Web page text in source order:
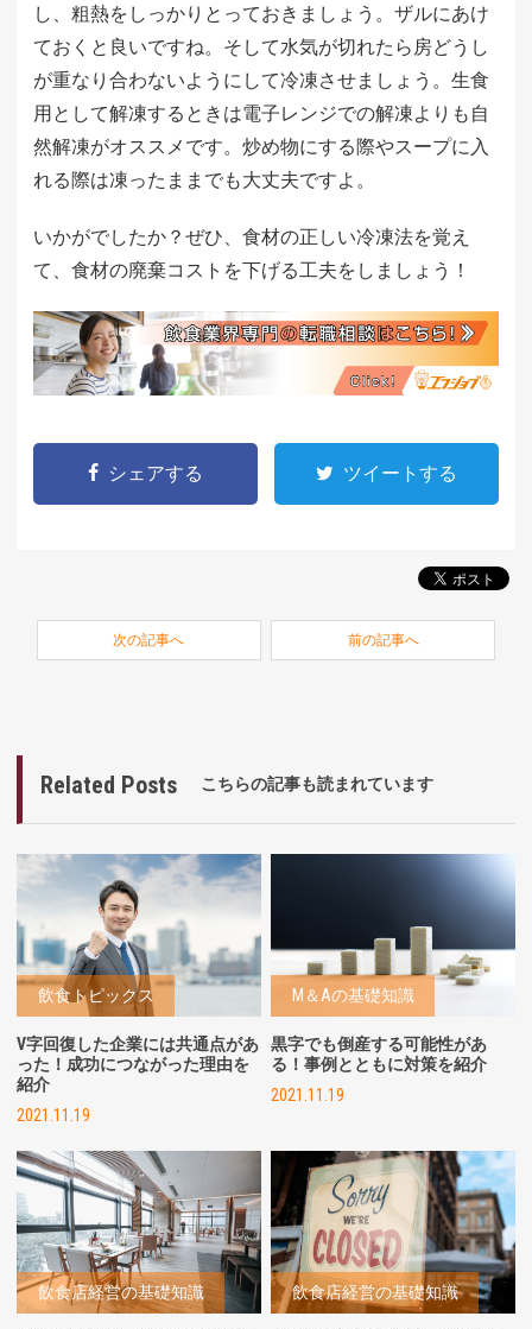
し、粗熱をしっかりとっておきましょう。ザルにあけ
ておくと良いですね。そして水気が切れたら房どうし
が重なり合わないようにして冷凍させましょう。生食
用として解凍するときは電子レンジでの解凍よりも自
然解凍がオススメです。炒め物にする際やスープに入
れる際は凍ったままでも大丈夫ですよ。
いかがでしたか？ぜひ、食材の正しい冷凍法を覚え
て、食材の廃棄コストを下げる工夫をしましょう！
シェアする ツイートする
次の記事へ 前の記事へ
Related Posts こちらの記事も読まれています
飲食トピックス
V字回復した企業には共通点があ
った！成功につながった理由を
紹介
2021.11.19
M＆Aの基礎知識
黒字でも倒産する可能性があ
る！事例とともに対策を紹介
2021.11.19
飲食店経営の基礎知識 飲食店経営の基礎知識